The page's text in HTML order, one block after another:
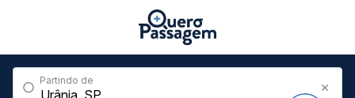
Partindo de